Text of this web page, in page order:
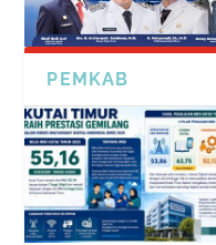
PEMKAB